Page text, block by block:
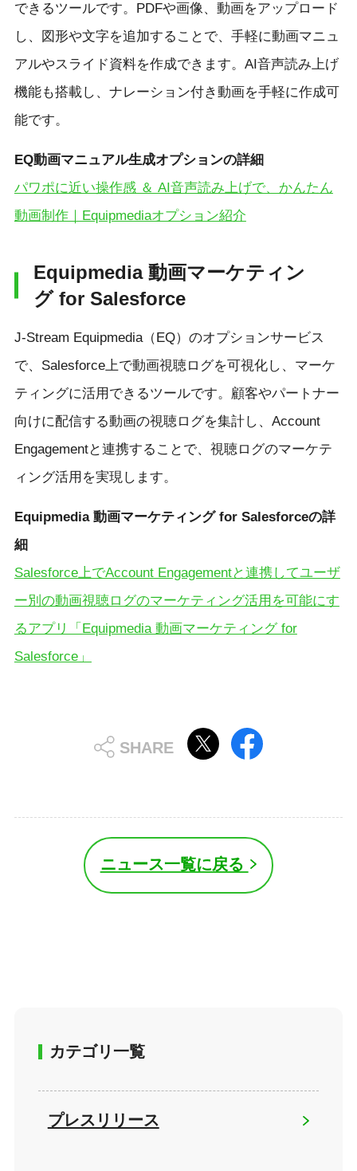
できるツールです。PDFや画像、動画をアップロード
し、図形や文字を追加することで、手軽に動画マニュ
アルやスライド資料を作成できます。AI音声読み上げ
機能も搭載し、ナレーション付き動画を手軽に作成可
能です。
EQ動画マニュアル生成オプションの詳細
パワポに近い操作感 ＆ AI音声読み上げで、かんたん
動画制作｜Equipmediaオプション紹介
Equipmedia 動画マーケティン
グ for Salesforce
J-Stream Equipmedia（EQ）のオプションサービス
で、Salesforce上で動画視聴ログを可視化し、マーケ
ティングに活用できるツールです。顧客やパートナー
向けに配信する動画の視聴ログを集計し、Account
Engagementと連携することで、視聴ログのマーケテ
ィング活用を実現します。
Equipmedia 動画マーケティング for Salesforceの詳
細
Salesforce上でAccount Engagementと連携してユーザ
ー別の動画視聴ログのマーケティング活用を可能にす
るアプリ「Equipmedia 動画マーケティング for
Salesforce」
ニュース一覧に戻る
カテゴリ一覧
プレスリリース